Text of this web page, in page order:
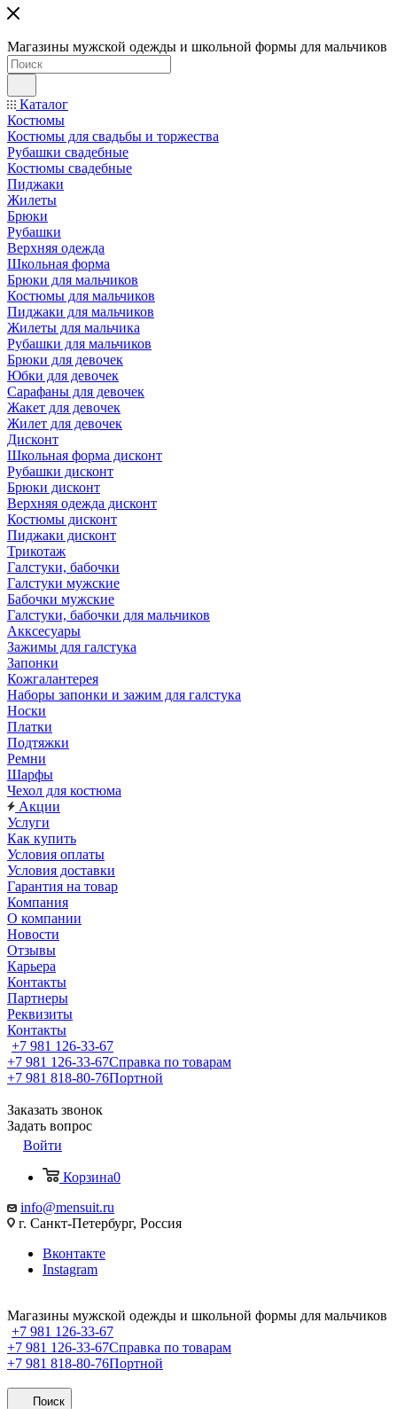
Магазины мужской одежды и школьной формы для мальчиков
Каталог
Костюмы
Костюмы для свадьбы и торжества
Рубашки свадебные
Костюмы свадебные
Пиджаки
Жилеты
Брюки
Рубашки
Верхняя одежда
Школьная форма
Брюки для мальчиков
Костюмы для мальчиков
Пиджаки для мальчиков
Жилеты для мальчика
Рубашки для мальчиков
Брюки для девочек
Юбки для девочек
Сарафаны для девочек
Жакет для девочек
Жилет для девочек
Дисконт
Школьная форма дисконт
Рубашки дисконт
Брюки дисконт
Верхняя одежда дисконт
Костюмы дисконт
Пиджаки дисконт
Трикотаж
Галстуки, бабочки
Галстуки мужские
Бабочки мужские
Галстуки, бабочки для мальчиков
Акксесуары
Зажимы для галстука
Запонки
Кожгалантерея
Наборы запонки и зажим для галстука
Носки
Платки
Подтяжки
Ремни
Шарфы
Чехол для костюма
Акции
Услуги
Как купить
Условия оплаты
Условия доставки
Гарантия на товар
Компания
О компании
Новости
Отзывы
Карьера
Контакты
Партнеры
Реквизиты
Контакты
+7 981 126-33-67
+7 981 126-33-67Справка по товарам
+7 981 818-80-76Портной
Заказать звонок
Задать вопрос
Войти
Корзина0
info@mensuit.ru
г. Санкт-Петербург, Россия
Вконтакте
Instagram
Магазины мужской одежды и школьной формы для мальчиков
+7 981 126-33-67
+7 981 126-33-67Справка по товарам
+7 981 818-80-76Портной
Поиск